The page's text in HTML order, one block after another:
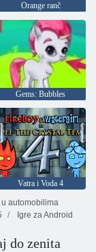
Orange ranč
Gems: Bubbles
Vatra i Voda 4
u automobilima
Igre za Android
do zenita